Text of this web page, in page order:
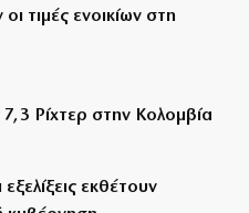
τιμές ενοικίων στη
Ρίχτερ στην Κολομβία
εκθέτουν